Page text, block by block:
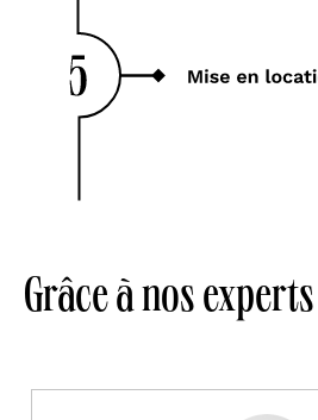
Grâce à nos